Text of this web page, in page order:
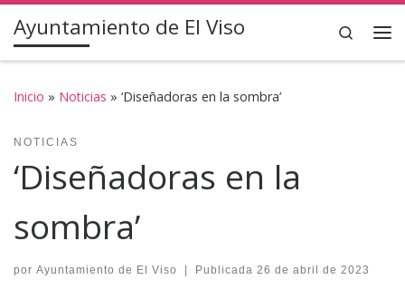
Saltar al contenido
Ayuntamiento de El Viso Search
Inicio » Noticias » ‘Diseñadoras en la sombra’
NOTICIAS
‘Diseñadoras en la
sombra’
por Ayuntamiento de El Viso | Publicada 26 de abril de 2023